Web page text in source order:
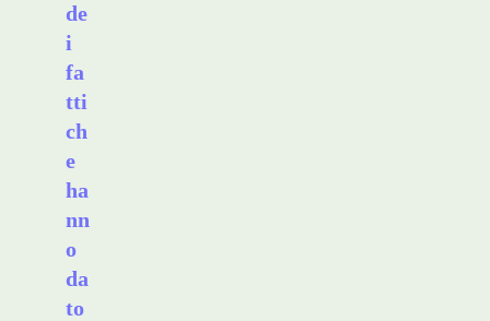
de
i
fa
tti
ch
e
ha
nn
o
da
to